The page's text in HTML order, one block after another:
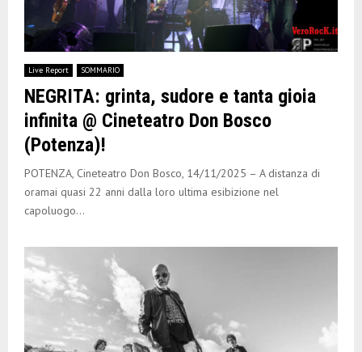
N
U
Live Report SOMMARIO
NEGRITA: grinta, sudore e tanta gioia
infinita @ Cineteatro Don Bosco
(Potenza)!
POTENZA, Cineteatro Don Bosco, 14/11/2025 – A distanza di
oramai quasi 22 anni dalla loro ultima esibizione nel
capoluogo...